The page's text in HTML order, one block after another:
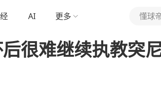
AI 更多 懂球
很难继续执教突